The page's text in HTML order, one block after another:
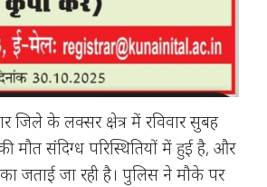
जिले के लक्सर क्षेत्र में रविवार सुबह
संदिग्ध परिस्थितियों में हुई है, और
जताई जा रही है। पुलिस ने मौके पर